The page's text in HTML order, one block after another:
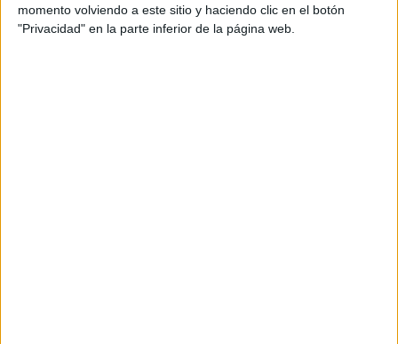
momento volviendo a este sitio y haciendo clic en el botón
"Privacidad" en la parte inferior de la página web.
Producer agencia: Carlos Lucas